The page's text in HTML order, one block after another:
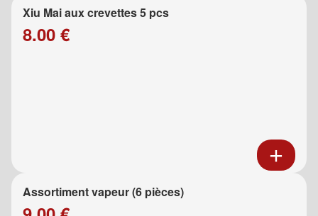
Xiu Mai aux crevettes 5 pcs
8.00 €
Assortiment vapeur (6 pièces)